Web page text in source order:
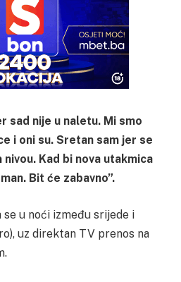
sad nije u naletu. Mi smo
i oni su. Sretan sam jer se
Kad bi nova utakmica
Bit će zabavno”.
u noći između srijede i
uz direktan TV prenos na